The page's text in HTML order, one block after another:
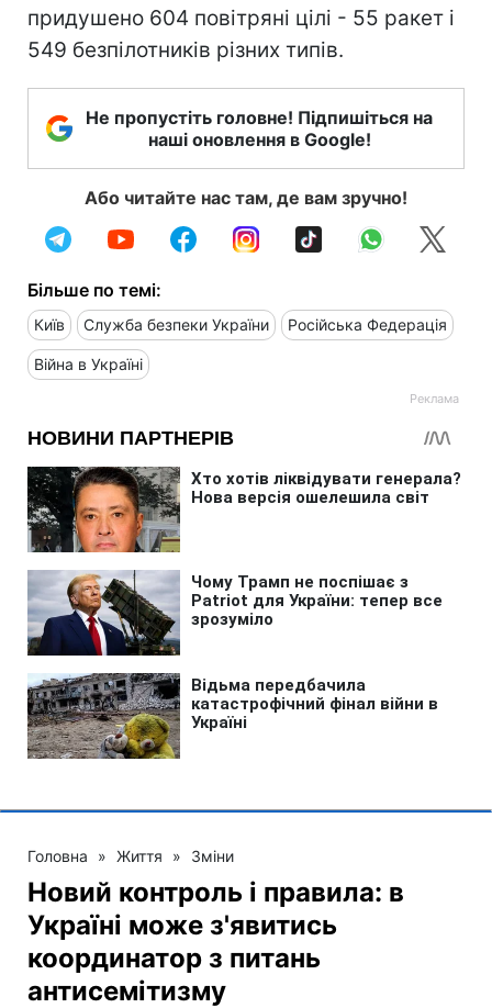
придушено 604 повітряні цілі - 55 ракет і
549 безпілотників різних типів.
Не пропустіть головне! Підпишіться на
наші оновлення в Google!
Або читайте нас там, де вам зручно!
Більше по темі:
Київ Служба безпеки України Російська Федерація
Війна в Україні
Головна » Життя » Зміни
Новий контроль і правила: в
Україні може з'явитись
координатор з питань
антисемітизму